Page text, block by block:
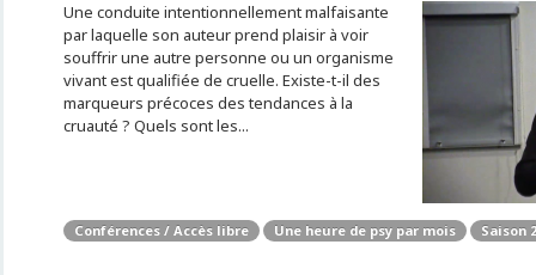
Une conduite intentionnellement malfaisante
par laquelle son auteur prend plaisir à voir
souffrir une autre personne ou un organisme
vivant est qualifiée de cruelle. Existe-t-il des
marqueurs précoces des tendances à la
cruauté ? Quels sont les...
Conférences / Accès libre Une heure de psy par mois Saison